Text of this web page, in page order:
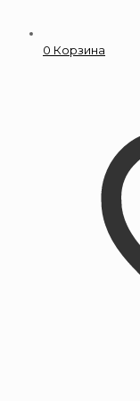
0 Корзина